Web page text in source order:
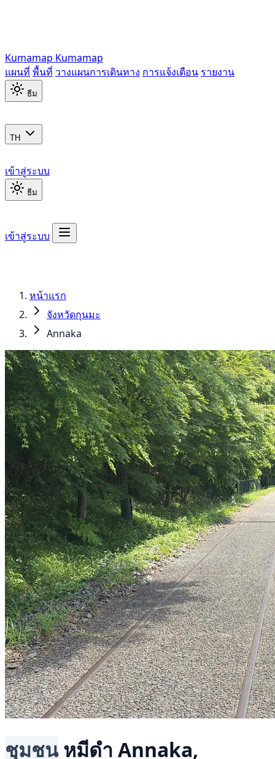
Kumamap Kumamap
แผนที่ พื้นที่ วางแผนการเดินทาง การแจ้งเตือน รายงาน
ธีม
TH
เข้าสู่ระบบ
ธีม
เข้าสู่ระบบ
หน้าแรก
จังหวัดกุนมะ
Annaka
ชุมชน หมีดำ Annaka,